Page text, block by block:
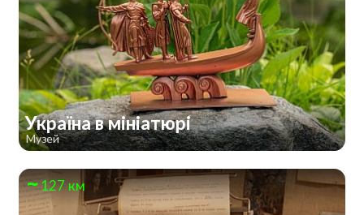
Україна в мініатюрі
Музей
127 км